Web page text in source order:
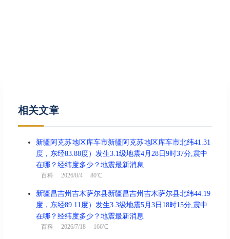
相关文章
新疆阿克苏地区库车市新疆阿克苏地区库车市北纬41.31
度，东经83.88度）发生3.1级地震4月28日9时37分,震中
在哪？经纬度多少？地震最新消息
百科 2026/8/4 80℃
新疆昌吉州吉木萨尔县新疆昌吉州吉木萨尔县北纬44.19
度，东经89.11度）发生3.3级地震5月3日18时15分,震中
在哪？经纬度多少？地震最新消息
百科 2026/7/18 166℃